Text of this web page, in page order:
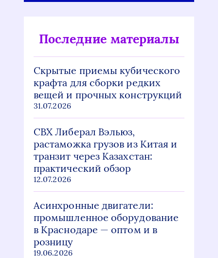
Последние материалы
Скрытые приемы кубического
крафта для сборки редких
вещей и прочных конструкций
31.07.2026
СВХ Либерал Вэльюз,
растаможка грузов из Китая и
транзит через Казахстан:
практический обзор
12.07.2026
Асинхронные двигатели:
промышленное оборудование
в Краснодаре — оптом и в
розницу
19.06.2026